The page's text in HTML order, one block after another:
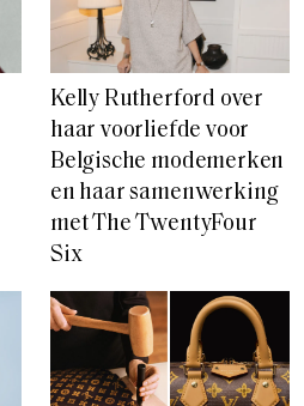
Kelly Rutherford over
haar voorliefde voor
Belgische modemerken
en haar samenwerking
met The TwentyFour
Six